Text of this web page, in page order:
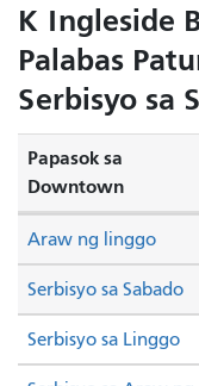
K Ingleside
Palabas
Serbisyo sa
Papasok sa
Downtown
Serbisyo sa Sabado
Serbisyo sa Linggo
Araw ng linggo